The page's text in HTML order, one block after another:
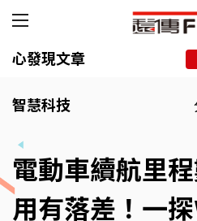
心發現文章
智慧科技
電動車續航里
用有落差！一探